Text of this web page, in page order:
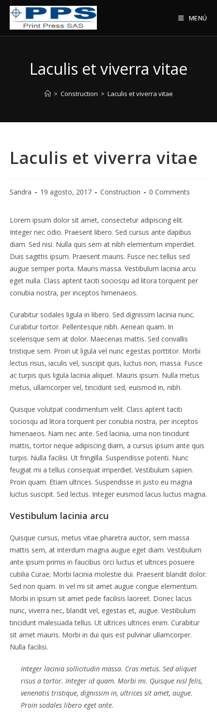
MENÚ
Laculis et viverra vitae
> Construction > Laculis et viverra vitae
Laculis et viverra vitae
Sandra 19 agosto, 2017 Construction 0 Comments
Lorem ipsum dolor sit amet, consectetur adipiscing elit.
Integer nec odio. Praesent libero. Sed cursus ante dapibus
diam. Sed nisi. Nulla quis sem at nibh elementum imperdiet.
Duis sagittis ipsum. Praesent mauris. Fusce nec tellus sed
augue semper porta. Mauris massa. Vestibulum lacinia arcu
eget nulla. Class aptent taciti sociosqu ad litora torquent per
conubia nostra, per inceptos himenaeos.
Curabitur sodales ligula in libero. Sed dignissim lacinia nunc.
Curabitur tortor. Pellentesque nibh. Aenean quam. In
scelerisque sem at dolor. Maecenas mattis. Sed convallis
tristique sem. Proin ut ligula vel nunc egestas porttitor. Morbi
lectus risus, iaculis vel, suscipit quis, luctus non, massa. Fusce
ac turpis quis ligula lacinia aliquet. Mauris ipsum. Nulla metus
metus, ullamcorper vel, tincidunt sed, euismod in, nibh.
Quisque volutpat condimentum velit. Class aptent taciti
sociosqu ad litora torquent per conubia nostra, per inceptos
himenaeos. Nam nec ante. Sed lacinia, urna non tincidunt
mattis, tortor neque adipiscing diam, a cursus ipsum ante quis
turpis. Nulla facilisi. Ut fringilla. Suspendisse potenti. Nunc
feugiat mi a tellus consequat imperdiet. Vestibulum sapien.
Proin quam. Etiam ultrices. Suspendisse in justo eu magna
luctus suscipit. Sed lectus. Integer euismod lacus luctus magna.
Vestibulum lacinia arcu
Quisque cursus, metus vitae pharetra auctor, sem massa
mattis sem, at interdum magna augue eget diam. Vestibulum
ante ipsum primis in faucibus orci luctus et ultrices posuere
cubilia Curae; Morbi lacinia molestie dui. Praesent blandit dolor.
Sed non quam. In vel mi sit amet augue congue elementum.
Morbi in ipsum sit amet pede facilisis laoreet. Donec lacus
nunc, viverra nec, blandit vel, egestas et, augue. Vestibulum
tincidunt malesuada tellus. Ut ultrices ultrices enim. Curabitur
sit amet mauris. Morbi in dui quis est pulvinar ullamcorper.
Nulla facilisi.
Integer lacinia sollicitudin massa. Cras metus. Sed aliquet
risus a tortor. Integer id quam. Morbi mi. Quisque nisl felis,
venenatis tristique, dignissim in, ultrices sit amet, augue.
Proin sodales libero eget ante.